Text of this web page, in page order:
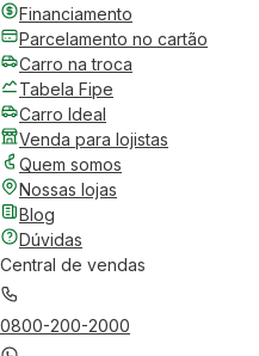
Financiamento
Parcelamento no cartão
Carro na troca
Tabela Fipe
Carro Ideal
Venda para lojistas
Quem somos
Nossas lojas
Blog
Dúvidas
Central de vendas
0800-200-2000